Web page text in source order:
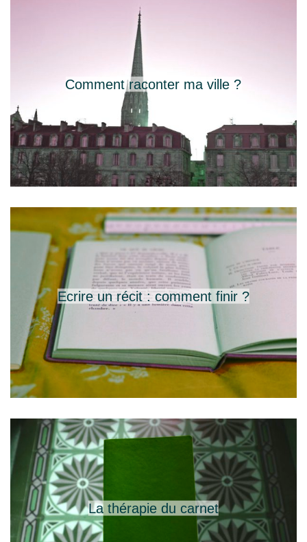
Comment raconter ma ville ?
Ecrire un récit : comment finir ?
La thérapie du carnet